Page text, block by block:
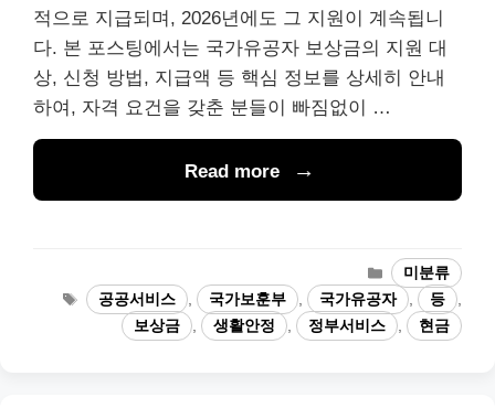
적으로 지급되며, 2026년에도 그 지원이 계속됩니
다. 본 포스팅에서는 국가유공자 보상금의 지원 대
상, 신청 방법, 지급액 등 핵심 정보를 상세히 안내
하여, 자격 요건을 갖춘 분들이 빠짐없이 …
Read more
카
테
고
리
미분류
태
그
공공서비스 , 국가보훈부 , 국가유공자 , 등
,
보상금
, 생활안정 , 정부서비스 , 현금